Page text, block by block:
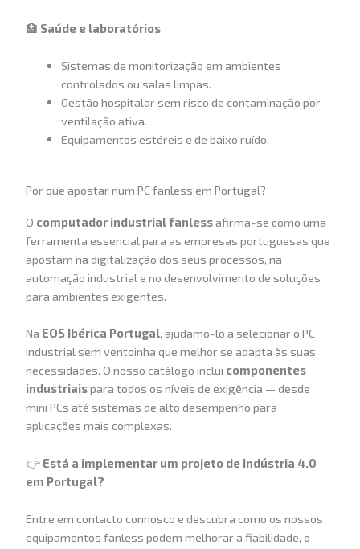
🏥 Saúde e laboratórios
Sistemas de monitorização em ambientes
controlados ou salas limpas.
Gestão hospitalar sem risco de contaminação por
ventilação ativa.
Equipamentos estéreis e de baixo ruído.
Por que apostar num PC fanless em Portugal?
O computador industrial fanlessafirma-se como uma
ferramenta essencial para as empresas portuguesas que
apostam na digitalização dos seus processos, na
automação industrial e no desenvolvimento de soluções
para ambientes exigentes.
Na EOS Ibérica Portugal, ajudamo-lo a selecionar o PC
industrial sem ventoinha que melhor se adapta às suas
necessidades. O nosso catálogo inclui componentes
industriaispara todos os níveis de exigência — desde
mini PCs até sistemas de alto desempenho para
aplicações mais complexas.
👉 Está a implementar um projeto de Indústria 4.0
em Portugal?
Entre em contacto connosco e descubra como os nossos
equipamentos fanless podem melhorar a fiabilidade, o